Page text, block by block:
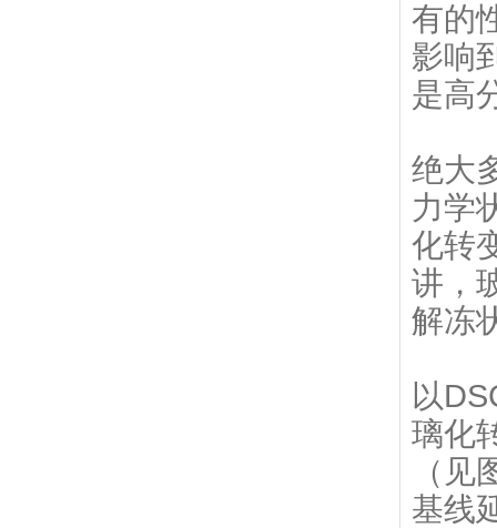
有的
影响
是高
绝大
力学
化转
讲，
解冻
以
璃化
（
基线